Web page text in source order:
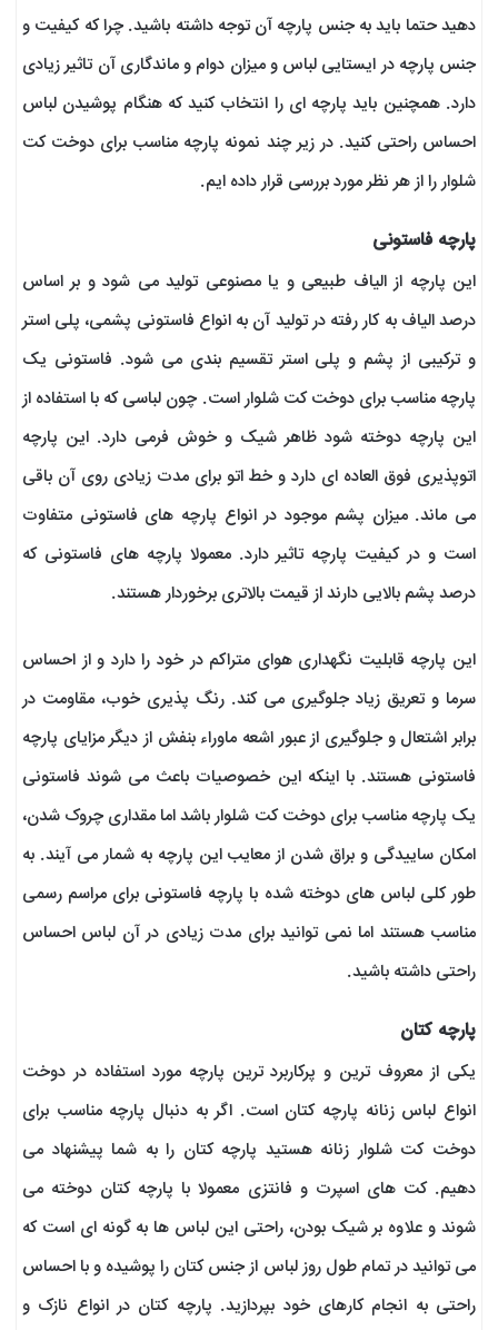
دهید حتما باید به جنس پارچه آن توجه داشته باشید. چرا که کیفیت و
جنس پارچه در ایستایی لباس و میزان دوام و ماندگاری آن تاثیر زیادی
دارد. همچنین باید پارچه ای را انتخاب کنید که هنگام پوشیدن لباس
احساس راحتی کنید. در زیر چند نمونه پارچه مناسب برای دوخت کت
شلوار را از هر نظر مورد بررسی قرار داده ایم.
پارچه فاستونی
این پارچه از الیاف طبیعی و یا مصنوعی تولید می شود و بر اساس
درصد الیاف به کار رفته در تولید آن به انواع فاستونی پشمی، پلی استر
و ترکیبی از پشم و پلی استر تقسیم بندی می شود. فاستونی یک
پارچه مناسب برای دوخت کت شلوار است. چون لباسی که با استفاده از
این پارچه دوخته شود ظاهر شیک و خوش فرمی دارد. این پارچه
اتوپذیری فوق العاده ای دارد و خط اتو برای مدت زیادی روی آن باقی
می ماند. میزان پشم موجود در انواع پارچه های فاستونی متفاوت
است و در کیفیت پارچه تاثیر دارد. معمولا پارچه های فاستونی که
درصد پشم بالایی دارند از قیمت بالاتری برخوردار هستند.
این پارچه قابلیت نگهداری هوای متراکم در خود را دارد و از احساس
سرما و تعریق زیاد جلوگیری می کند. رنگ پذیری خوب، مقاومت در
برابر اشتعال و جلوگیری از عبور اشعه ماوراء بنفش از دیگر مزایای پارچه
فاستونی هستند. با اینکه این خصوصیات باعث می شوند فاستونی
یک پارچه مناسب برای دوخت کت شلوار باشد اما مقداری چروک شدن،
امکان ساییدگی و براق شدن از معایب این پارچه به شمار می آیند. به
طور کلی لباس های دوخته شده با پارچه فاستونی برای مراسم رسمی
مناسب هستند اما نمی توانید برای مدت زیادی در آن لباس احساس
راحتی داشته باشید.
پارچه کتان
یکی از معروف ترین و پرکاربرد ترین پارچه مورد استفاده در دوخت
انواع لباس زنانه پارچه کتان است. اگر به دنبال پارچه مناسب برای
دوخت کت شلوار زنانه هستید پارچه کتان را به شما پیشنهاد می
دهیم. کت های اسپرت و فانتزی معمولا با پارچه کتان دوخته می
شوند و علاوه بر شیک بودن، راحتی این لباس ها به گونه ای است که
می توانید در تمام طول روز لباس از جنس کتان را پوشیده و با احساس
راحتی به انجام کارهای خود بپردازید. پارچه کتان در انواع نازک و